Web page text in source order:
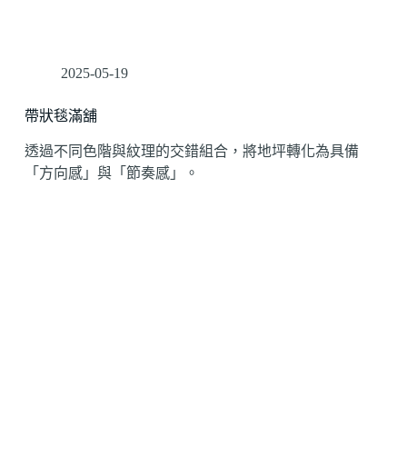
2025-05-19
帶狀毯滿舖
透過不同色階與紋理的交錯組合，將地坪轉化為具備
「方向感」與「節奏感」。